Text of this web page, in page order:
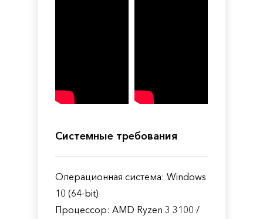
Системные требования
Операционная система: Windows
10 (64-bit)
Процессор: AMD Ryzen 3 3100 /